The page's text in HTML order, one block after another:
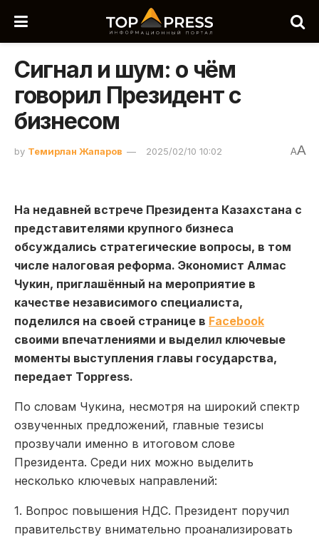
Сигнал и шум: о чём
говорил Президент с
бизнесом
by Темирлан Жапаров 2025/02/10 10:02 AA
На недавней встрече Президента Казахстана с
представителями крупного бизнеса
обсуждались стратегические вопросы, в том
числе налоговая реформа. Экономист Алмас
Чукин, приглашённый на мероприятие в
качестве независимого специалиста,
поделился на своей странице в Facebook
своими впечатлениями и выделил ключевые
моменты выступления главы государства,
передает Toppress.
По словам Чукина, несмотря на широкий спектр
озвученных предложений, главные тезисы
прозвучали именно в итоговом слове
Президента. Среди них можно выделить
несколько ключевых направлений:
1. Вопрос повышения НДС. Президент поручил
правительству внимательно проанализировать